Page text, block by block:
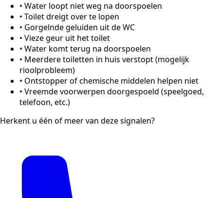
• Water loopt niet weg na doorspoelen
• Toilet dreigt over te lopen
• Gorgelnde geluiden uit de WC
• Vieze geur uit het toilet
• Water komt terug na doorspoelen
• Meerdere toiletten in huis verstopt (mogelijk
rioolprobleem)
• Ontstopper of chemische middelen helpen niet
• Vreemde voorwerpen doorgespoeld (speelgoed,
telefoon, etc.)
Herkent u één of meer van deze signalen?